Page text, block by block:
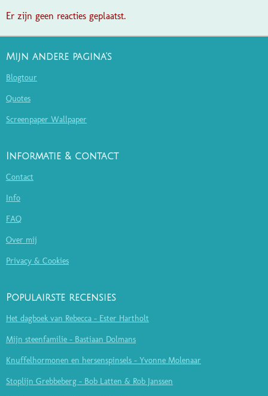
Er zijn geen reacties geplaatst.
Mijn andere pagina's
Blogtour
Quotes
Screenpaper Wallpaper
Informatie & contact
Contact
Info
FAQ
Over mij
Privacy & Cookies
Populairste recensies
Het dagboek van Rebecca - Ester Hartholt
Mijn steenfamilie - Bastiaan Dolmans
Knuffelhormonen en hersenspinsels - Yvonne Molenaar
Stoplijn Grebbeberg - Bob Latten & Rob Janssen